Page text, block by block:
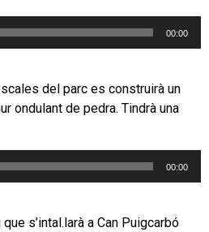
00:00
del parc es construirà un
ondulant de pedra. Tindrà una
00:00
s’intal.larà a Can Puigcarbó